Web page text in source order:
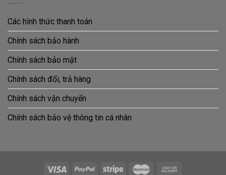
Các hình thức thanh toán
Chính sách bảo hành
Chính sách bảo mật
Chính sách đổi, trả hàng
Chính sách vận chuyển
Chính sách bảo vệ thông tin cá nhân